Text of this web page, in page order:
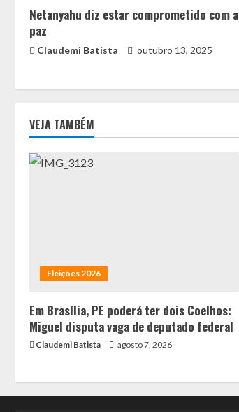
Netanyahu diz estar comprometido com a
paz
Claudemi Batista outubro 13, 2025
VEJA TAMBÉM
Eleições 2026
Em Brasília, PE poderá ter dois Coelhos:
Miguel disputa vaga de deputado federal
Claudemi Batista agosto 7, 2026